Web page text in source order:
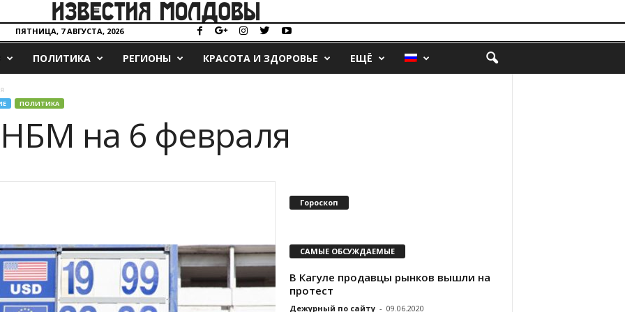
ПЯТНИЦА, 7 АВГУСТА, 2026
ПОЛИТИКА РЕГИОНЫ КРАСОТА И ЗДОРОВЬЕ ЕЩЁ
ПОЛИТИКА
на 6 февраля
Гороскоп
САМЫЕ ОБСУЖДАЕМЫЕ
В Кагуле продавцы рынков вышли на
протест
Дежурный по сайту - 09.06.2020